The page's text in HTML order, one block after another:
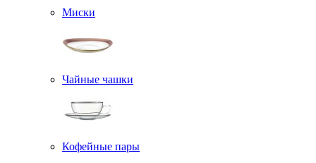
Миски
Чайные чашки
Кофейные пары